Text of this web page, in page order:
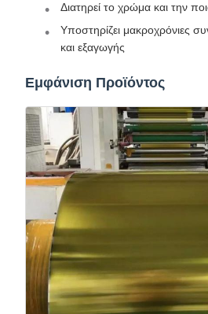
Διατηρεί το χρώμα και την
Υποστηρίζει μακροχρόνιες
και εξαγωγής
Εμφάνιση Προϊόντος